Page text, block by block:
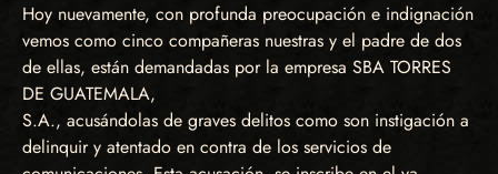
Hoy nuevamente, con profunda preocupación e indignación
vemos como cinco compañeras nuestras y el padre de dos
de ellas, están demandadas por la empresa SBA TORRES
DE GUATEMALA,
S.A., acusándolas de graves delitos como son instigación a
delinquir y atentado en contra de los servicios de